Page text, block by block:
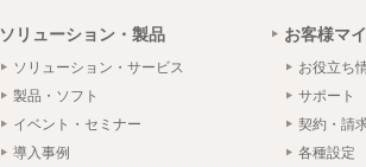
ソリューション・製品
ソリューション・サービス
製品・ソフト
イベント・セミナー
導入事例
お客様マ
お役立ち
サポート
契約・請
各種設定